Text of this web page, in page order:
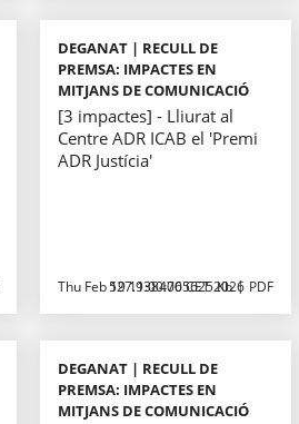
DEGANAT | RECULL DE
PREMSA: IMPACTES EN
MITJANS DE COMUNICACIÓ
[3 impactes] - Lliurat al
Centre ADR ICAB el 'Premi
ADR Justícia'
Thu Feb 19 11:00:00 CET 2026
527.9384765625 Kb PDF
DEGANAT | RECULL DE
PREMSA: IMPACTES EN
MITJANS DE COMUNICACIÓ